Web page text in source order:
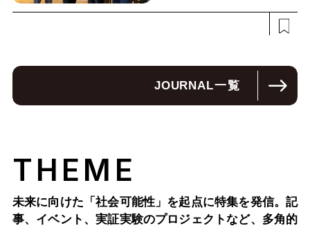
JOURNAL一覧
THEME
未来に向けた「社会可能性」を起点に特集を発信。記
事、イベント、実証実験のプロジェクトなど、多角的